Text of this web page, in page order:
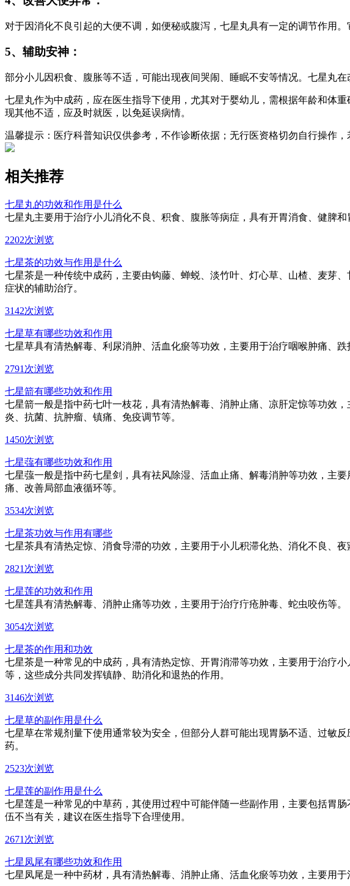
对于因消化不良引起的大便不调，如便秘或腹泻，七星丸具有一定的调节作用
5、辅助安神：
部分小儿因积食、腹胀等不适，可能出现夜间哭闹、睡眠不安等情况。七星丸
七星丸作为中成药，应在医生指导下使用，尤其对于婴幼儿，需根据年龄和体
现其他不适，应及时就医，以免延误病情。
温馨提示：医疗科普知识仅供参考，不作诊断依据；无行医资格切勿自行操作
相关推荐
七星丸的功效和作用是什么
七星丸主要用于治疗小儿消化不良、积食、腹胀等病症，具有开胃消食、健脾
2202次浏览
七星茶的功效与作用是什么
七星茶是一种传统中成药，主要由钩藤、蝉蜕、淡竹叶、灯心草、山楂、麦芽
症状的辅助治疗。
3142次浏览
七星草有哪些功效和作用
七星草具有清热解毒、利尿消肿、活血化瘀等功效，主要用于治疗咽喉肿痛、
2791次浏览
七星箭有哪些功效和作用
七星箭一般是指中药七叶一枝花，具有清热解毒、消肿止痛、凉肝定惊等功效
炎、抗菌、抗肿瘤、镇痛、免疫调节等。
1450次浏览
七星蔃有哪些功效和作用
七星蔃一般是指中药七星剑，具有祛风除湿、活血止痛、解毒消肿等功效，主
痛、改善局部血液循环等。
3534次浏览
七星茶功效与作用有哪些
七星茶具有清热定惊、消食导滞的功效，主要用于小儿积滞化热、消化不良、
2821次浏览
七星莲的功效和作用
七星莲具有清热解毒、消肿止痛等功效，主要用于治疗疔疮肿毒、蛇虫咬伤等。
3054次浏览
七星茶的作用和功效
七星茶是一种常见的中成药，具有清热定惊、开胃消滞等功效，主要用于治疗
等，这些成分共同发挥镇静、助消化和退热的作用。
3146次浏览
七星草的副作用是什么
七星草在常规剂量下使用通常较为安全，但部分人群可能出现胃肠不适、过敏
药。
2523次浏览
七星莲的副作用是什么
七星莲是一种常见的中草药，其使用过程中可能伴随一些副作用，主要包括胃
伍不当有关，建议在医生指导下合理使用。
2671次浏览
七星凤尾有哪些功效和作用
七星凤尾是一种中药材，具有清热解毒、消肿止痛、活血化瘀等功效，主要用于